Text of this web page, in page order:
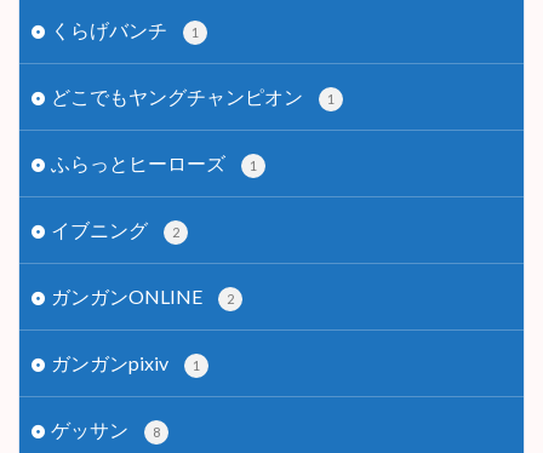
くらげバンチ 1
どこでもヤングチャンピオン 1
ふらっとヒーローズ 1
イブニング 2
ガンガンONLINE 2
ガンガンpixiv 1
ゲッサン 8